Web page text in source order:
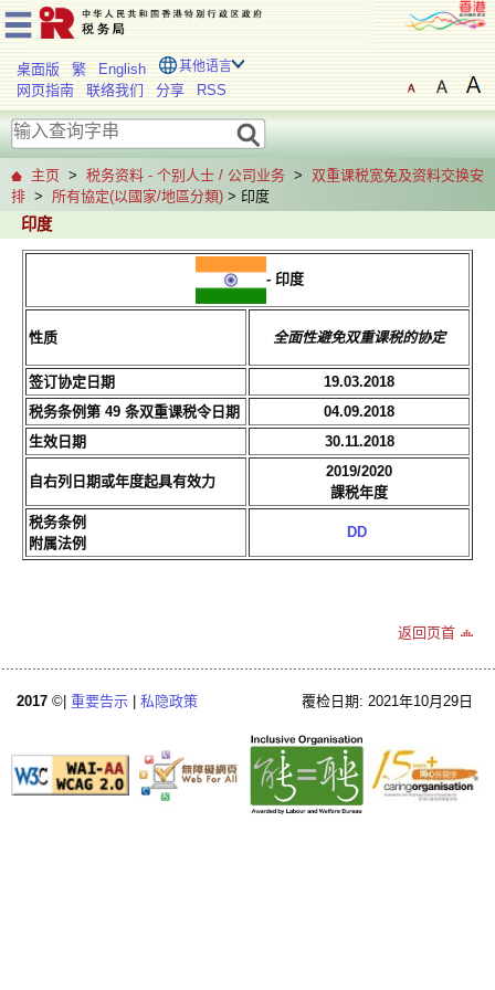
桌面版 繁 English 其他语言
网页指南 联络我们 分享 RSS
主页 > 税务资料 - 个别人士 / 公司业务 > 双重课税宽免及资料交换安
排 > 所有協定(以國家/地區分類) > 印度
印度
- 印度
性质 全面性避免双重课税的协定
签订协定日期
19.03.2018
税务条例第 49 条双重课税令日期
04.09.2018
生效日期
30.11.2018
自右列日期或年度起具有效力
2019/2020
課税年度
税务条例
附属法例
DD
返回页首
2017 ©| 重要告示 私隐政策 覆检日期: 2021年10月29日